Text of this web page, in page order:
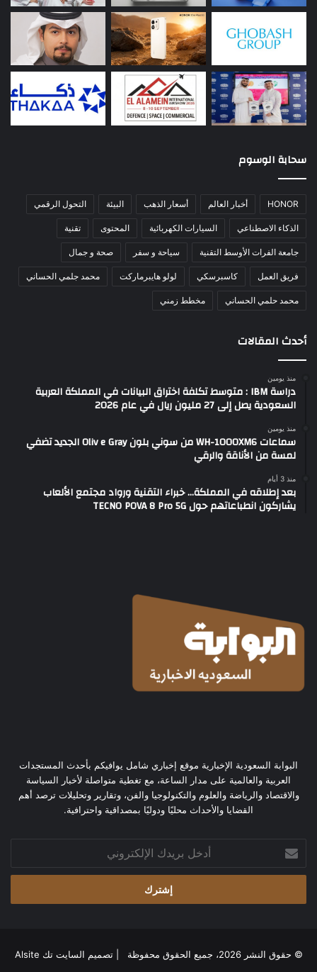
سحابة الوسوم
HONOR أخبار العالم أسعار الذهب البيئة التحول الرقمي
الذكاء الاصطناعي السيارات الكهربائية المحتوى تقنية
جامعة الفرات الأوسط التقنية سياحة و سفر صحة و جمال
فريق العمل كاسبرسكي لولو هايبرماركت محمد جلمي الحساني
محمد حلمي الحساني مخطط زمني
أحدث المقالات
منذ يومين
دراسة IBM : متوسط تكلفة اختراق البيانات في المملكة العربية
السعودية يصل إلى 27 مليون ريال في عام 2026
منذ يومين
سماعات WH-1000XM6 من سوني بلون Oliv e Gray الجديد تضفي
لمسة من الأناقة والرقي
منذ 3 أيام
بعد إطلاقه في المملكة… خبراء التقنية ورواد مجتمع الألعاب
يشاركون انطباعاتهم حول TECNO POVA 8 Pro 5G
البوابة السعودية الإخبارية موقع إخباري شامل يوافيكم بأحدث المستجدات
العربية والعالمية على مدار الساعة، مع تغطية متواصلة لأخبار السياسة
والاقتصاد والرياضة والعلوم والتكنولوجيا والفن، وتقارير وتحليلات ترصد أهم
القضايا والأحداث محليًا ودوليًا بمصداقية واحترافية.
بريدك
الإلكتروني
© حقوق النشر 2026، جميع الحقوق محفوظة | تصميم
السايت تك Alsite